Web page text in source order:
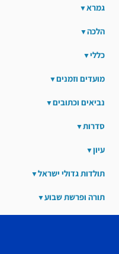
גמרא
הלכה
כללי
מועדים וזמנים
נביאים וכתובים
סדרות
עיון
תולדות גדולי ישראל
תורה ופרשת שבוע